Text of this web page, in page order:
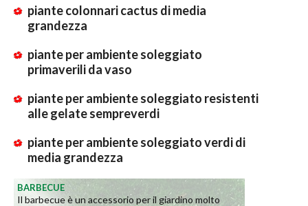
piante colonnari cactus di media
grandezza
piante per ambiente soleggiato
primaverili da vaso
piante per ambiente soleggiato resistenti
alle gelate sempreverdi
piante per ambiente soleggiato verdi di
media grandezza
BARBECUE
Il barbecue è un accessorio per il giardino molto